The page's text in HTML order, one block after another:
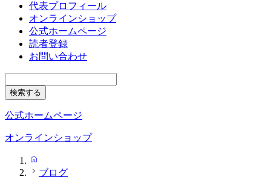
代表プロフィール
オンラインショップ
公式ホームページ
読者登録
お問い合わせ
公式ホームページ
オンラインショップ
ブログ